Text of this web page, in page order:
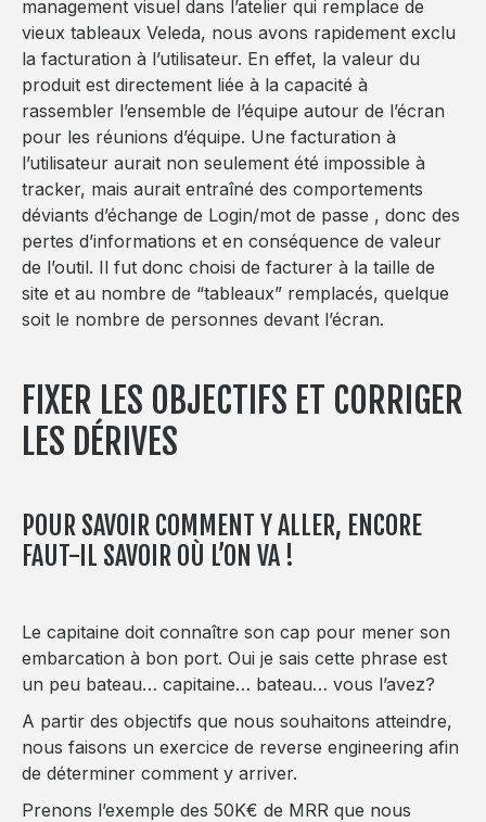
management visuel dans l’atelier qui remplace de
vieux tableaux Veleda, nous avons rapidement exclu
la facturation à l’utilisateur. En effet, la valeur du
produit est directement liée à la capacité à
rassembler l’ensemble de l’équipe autour de l’écran
pour les réunions d’équipe. Une facturation à
l’utilisateur aurait non seulement été impossible à
tracker, mais aurait entraîné des comportements
déviants d’échange de Login/mot de passe , donc des
pertes d’informations et en conséquence de valeur
de l’outil. Il fut donc choisi de facturer à la taille de
site et au nombre de “tableaux” remplacés, quelque
soit le nombre de personnes devant l’écran.
FIXER LES OBJECTIFS ET CORRIGER
LES DÉRIVES
POUR SAVOIR COMMENT Y ALLER, ENCORE
FAUT-IL SAVOIR OÙ L’ON VA !
Le capitaine doit connaître son cap pour mener son
embarcation à bon port. Oui je sais cette phrase est
un peu bateau… capitaine… bateau… vous l’avez?
A partir des objectifs que nous souhaitons atteindre,
nous faisons un exercice de reverse engineering afin
de déterminer comment y arriver.
Prenons l’exemple des 50K€ de MRR que nous